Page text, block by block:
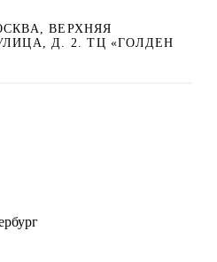
ВЕРХНЯЯ
Д. 2. ТЦ «ГОЛДЕН